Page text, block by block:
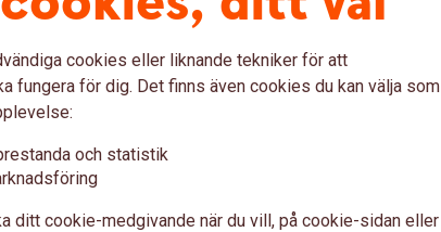
allmän pension
arbetat eller bott i Sverige. För dig
del av den allmänna
delarna inkomstpension,
haft någon, eller låg, inkomst). Läs
cookies eller liknande tekniker för att
fungera för dig. Det finns även cookies du kan välja som
och statistik
ditt cookie-medgivande när du vill, på cookie-sidan eller